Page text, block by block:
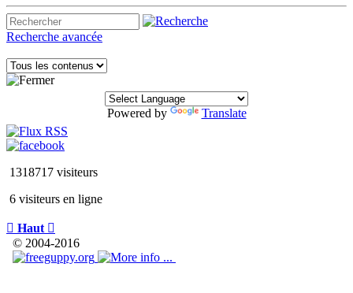
Recherche avancée
Powered by Translate
1318717 visiteurs
6 visiteurs en ligne
 Haut 
© 2004-2016